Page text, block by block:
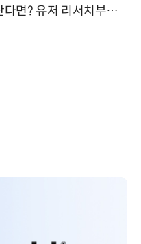
그럴듯하지만 AI가 만든 티가 난다면? 유저 리서치부터 배포까지! (9/15)